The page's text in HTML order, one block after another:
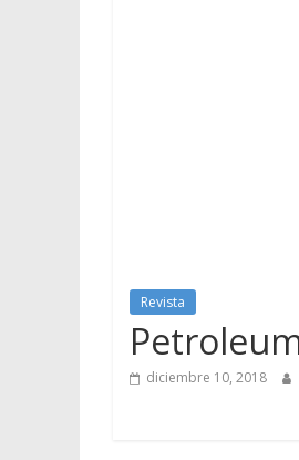
Revista
diciembre 10, 2018